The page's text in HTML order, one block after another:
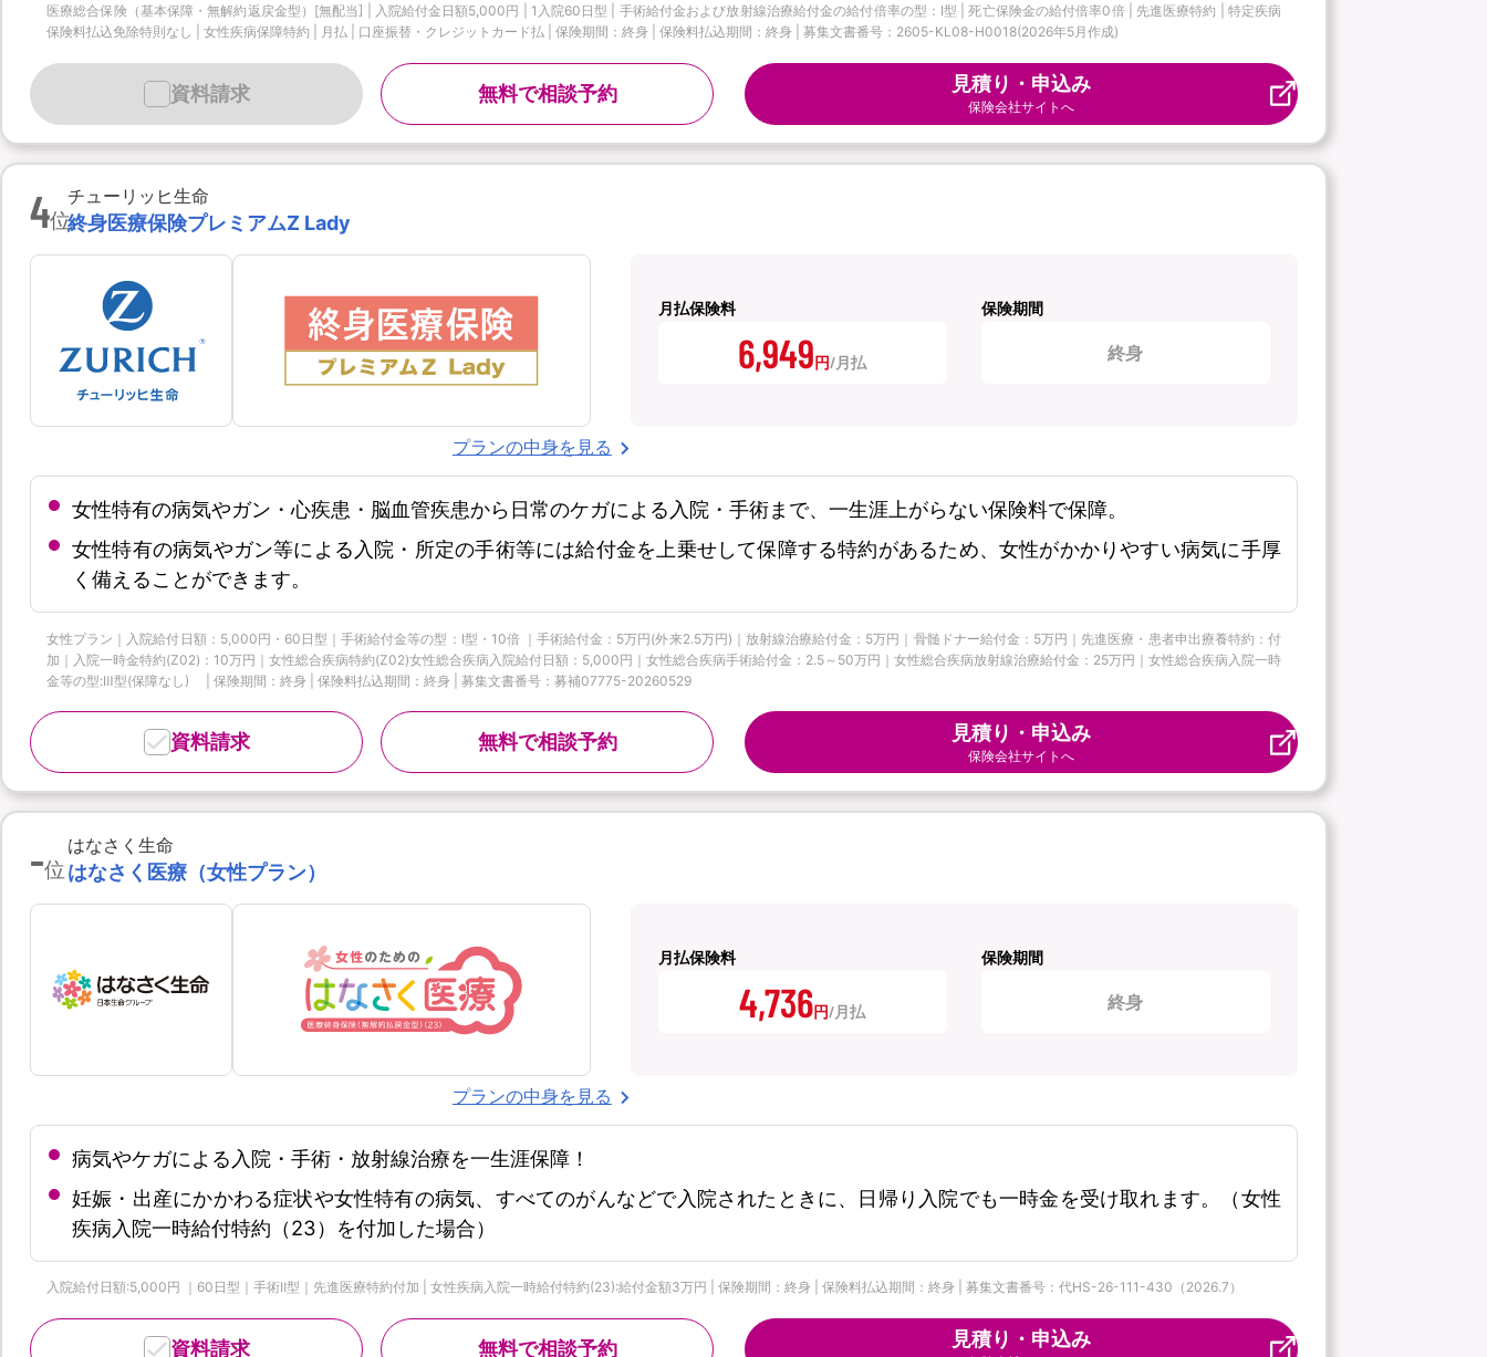
医療総合保険（基本保障・無解約返戻金型）[無配当] | 入院給付金日額5,000円 | 1入院60日型 | 手術給付金および放射線治療給付金の給付倍率の型：I型 | 死亡保険金の給付倍率0倍 | 先進医療特約 | 特定疾病
保険料払込免除特則なし | 女性疾病保障特約 | 月払 | 口座振替・クレジットカード払 | 保険期間：終身 | 保険料払込期間：終身 | 募集文書番号：2605-KL08-H0018(2026年5月作成)
無料で相談予約
資料請求 見積り・申込み
保険会社サイトへ
4位
チューリッヒ生命
終身医療保険プレミアムZ Lady
月払保険料
6,949円
保険期間
終身
プランの中身を見る
女性特有の病気やガン・心疾患・脳血管疾患から日常のケガによる入院・手術まで、一生涯上がらない保険料で保障。
女性特有の病気やガン等による入院・所定の手術等には給付金を上乗せして保障する特約があるため、女性がかかりやすい病気に手厚
く備えることができます。
女性プラン｜入院給付日額：5,000円・60日型｜手術給付金等の型：Ⅰ型・10倍 ｜手術給付金：5万円(外来2.5万円)｜放射線治療給付金：5万円｜骨髄ドナー給付金：5万円｜先進医療・患者申出療養特約：付
加｜入院一時金特約(Z02)：10万円｜女性総合疾病特約(Z02)女性総合疾病入院給付日額：5,000円｜女性総合疾病手術給付金：2.5～50万円｜女性総合疾病放射線治療給付金：25万円｜女性総合疾病入院一時
金等の型:Ⅲ型(保障なし) | 保険期間：終身 | 保険料払込期間：終身 | 募集文書番号：募補07775-20260529
無料で相談予約
資料請求 見積り・申込み
保険会社サイトへ
-位
はなさく生命
はなさく医療（女性プラン）
月払保険料
4,736円
保険期間
終身
プランの中身を見る
病気やケガによる入院・手術・放射線治療を一生涯保障！
妊娠・出産にかかわる症状や女性特有の病気、すべてのがんなどで入院されたときに、日帰り入院でも一時金を受け取れます。（女性
疾病入院一時給付特約（23）を付加した場合）
入院給付日額:5,000円 ｜60日型｜手術Ⅱ型｜先進医療特約付加 | 女性疾病入院一時給付特約(23):給付金額3万円 | 保険期間：終身 | 保険料払込期間：終身 | 募集文書番号：代HS-26-111-430（2026.7）
無料で相談予約
資料請求 見積り・申込み